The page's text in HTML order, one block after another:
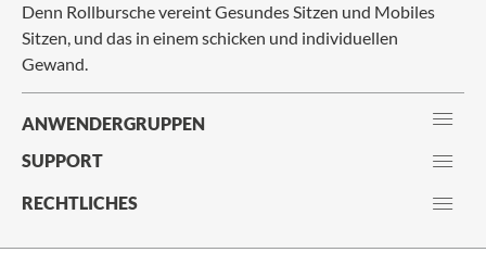
Denn Rollbursche vereint Gesundes Sitzen und Mobiles
Sitzen, und das in einem schicken und individuellen
Gewand.
ANWENDERGRUPPEN
SUPPORT
RECHTLICHES